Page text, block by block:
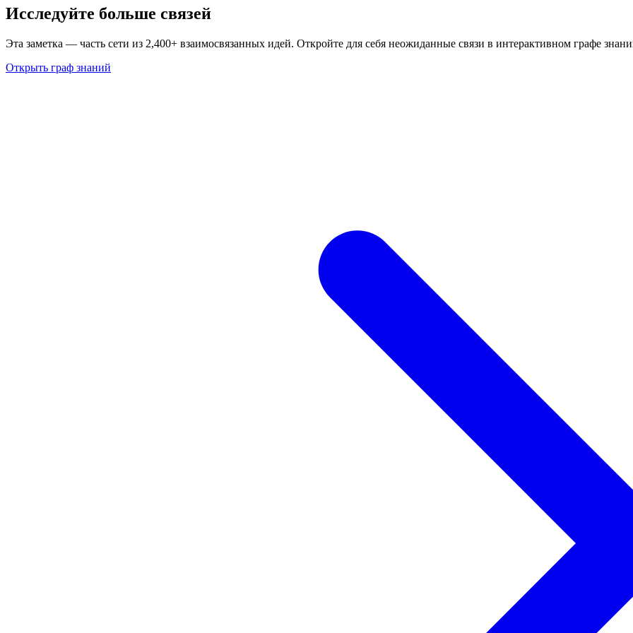
Исследуйте больше связей
Эта заметка — часть сети из 2,400+ взаимосвязанных идей. Откройте для себя неожиданные связи в интерактивном графе
Открыть граф знаний